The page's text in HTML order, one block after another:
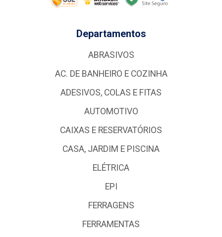
Departamentos
ABRASIVOS
AC. DE BANHEIRO E COZINHA
ADESIVOS, COLAS E FITAS
AUTOMOTIVO
CAIXAS E RESERVATÓRIOS
CASA, JARDIM E PISCINA
ELÉTRICA
EPI
FERRAGENS
FERRAMENTAS